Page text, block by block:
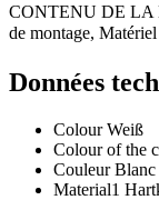
CONTENU DE LA
de montage,
Données
Colour Weiß
Colour of the
Couleur Blanc
Material1